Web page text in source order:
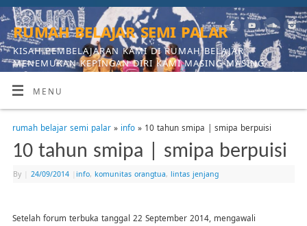
rumah belajar semi palar
KISAH PEMBELAJARAN KAMI DI RUMAH BELAJAR,
MENEMUKAN KEPINGAN DIRI KAMI MASING-MASING
MENU
rumah belajar semi palar» info» 10 tahun smipa | smipa berpuisi
10 tahun smipa | smipa berpuisi
By 24/09/2014 info, komunitas orangtua, lintas jenjang
Setelah forum terbuka tanggal 22 September 2014, mengawali